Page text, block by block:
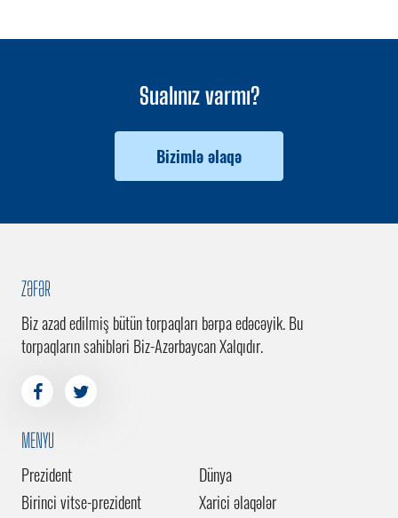
Sualınız varmı?
Bizimlə əlaqə
ZƏFƏR
Biz azad edilmiş bütün torpaqları bərpa edəcəyik. Bu
torpaqların sahibləri Biz-Azərbaycan Xalqıdır.
MENYU
Prezident
Birinci vitse-prezident
Dünya
Xarici əlaqələr